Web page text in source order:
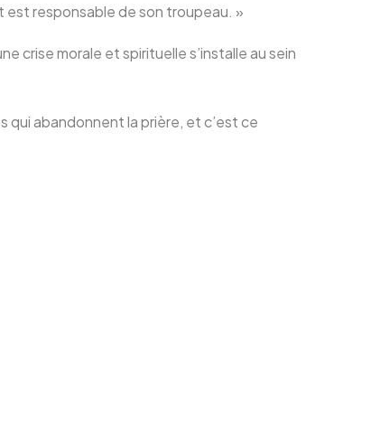
est responsable de son troupeau. »
crise morale et spirituelle s’installe au sein
qui abandonnent la prière, et c’est ce